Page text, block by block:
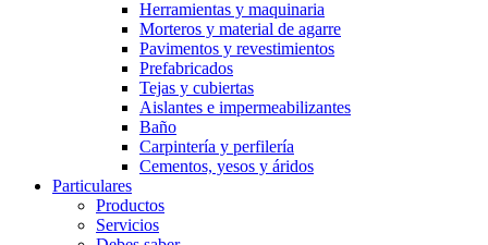
Herramientas y maquinaria
Morteros y material de agarre
Pavimentos y revestimientos
Prefabricados
Tejas y cubiertas
Aislantes e impermeabilizantes
Baño
Carpintería y perfilería
Cementos, yesos y áridos
Particulares
Productos
Servicios